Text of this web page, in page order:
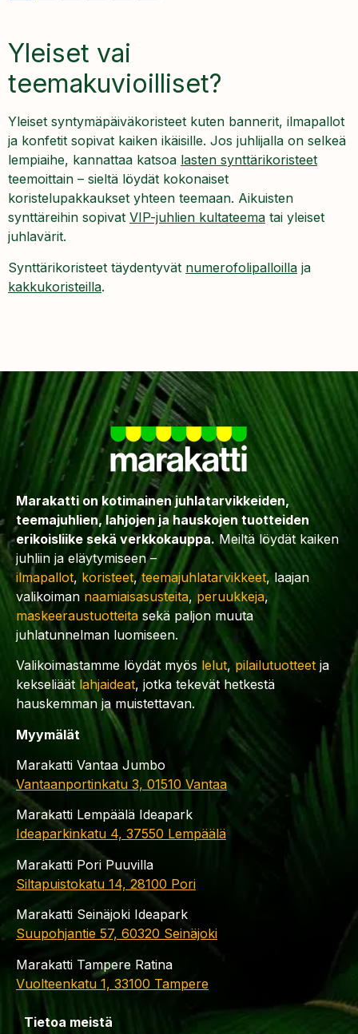
Yleiset vai
teemakuvioilliset?
Yleiset syntymäpäiväkoristeet kuten bannerit, ilmapallot
ja konfetit sopivat kaiken ikäisille. Jos juhlijalla on selkeä
lempiaihe, kannattaa katsoa lasten synttärikoristeet
teemoittain – sieltä löydät kokonaiset
koristelupakkaukset yhteen teemaan. Aikuisten
synttäreihin sopivat VIP-juhlien kultateema tai yleiset
juhlavärit.
Synttärikoristeet täydentyvät numerofolipalloilla ja
kakkukoristeilla.
Marakatti on kotimainen juhlatarvikkeiden,
teemajuhlien, lahjojen ja hauskojen tuotteiden
erikoisliike sekä verkkokauppa. Meiltä löydät kaiken
juhliin ja eläytymiseen –
ilmapallot, koristeet,teemajuhlatarvikkeet, laajan
valikoiman naamiaisasusteita, peruukkeja,
maskeeraustuotteita sekä paljon muuta
juhlatunnelman luomiseen.
Valikoimastamme löydät myös lelut,pilailutuotteet ja
kekseliäät lahjaideat, jotka tekevät hetkestä
hauskemman ja muistettavan.
Myymälät
Marakatti Vantaa Jumbo
Vantaanportinkatu 3, 01510 Vantaa
Marakatti Lempäälä Ideapark
Ideaparkinkatu 4, 37550 Lempäälä
Marakatti Pori Puuvilla
Siltapuistokatu 14, 28100 Pori
Marakatti Seinäjoki Ideapark
Suupohjantie 57, 60320 Seinäjoki
Marakatti Tampere Ratina
Vuolteenkatu 1, 33100 Tampere
Tietoa meistä